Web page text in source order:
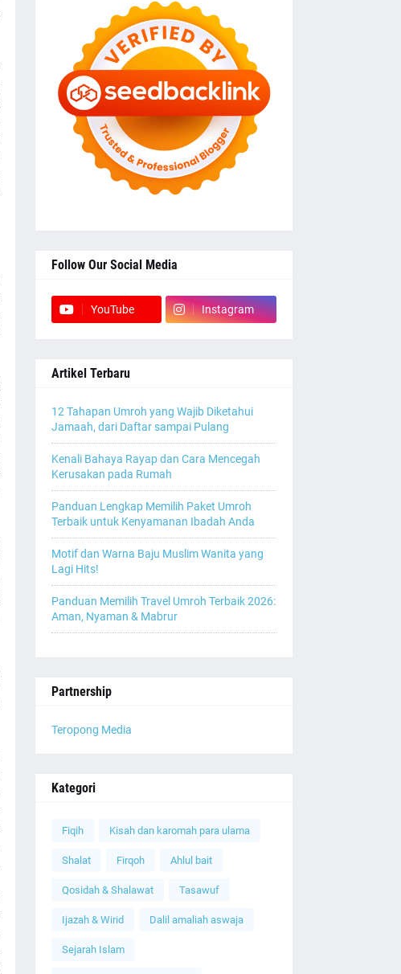
Follow Our Social Media
YouTube Instagram
Artikel Terbaru
12 Tahapan Umroh yang Wajib Diketahui
Jamaah, dari Daftar sampai Pulang
Kenali Bahaya Rayap dan Cara Mencegah
Kerusakan pada Rumah
Panduan Lengkap Memilih Paket Umroh
Terbaik untuk Kenyamanan Ibadah Anda
Motif dan Warna Baju Muslim Wanita yang
Lagi Hits!
Panduan Memilih Travel Umroh Terbaik 2026:
Aman, Nyaman & Mabrur
Partnership
Teropong Media
Kategori
Fiqih Kisah dan karomah para ulama
Shalat Firqoh Ahlul bait
Qosidah & Shalawat Tasawuf
Ijazah & Wirid Dalil amaliah aswaja
Sejarah Islam